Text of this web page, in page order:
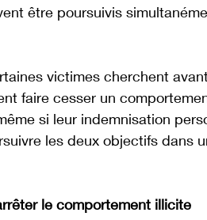
être poursuivis
victimes cherchent
faire cesser un
si leur indemnisation
les deux objectifs dans
le comportement illicite